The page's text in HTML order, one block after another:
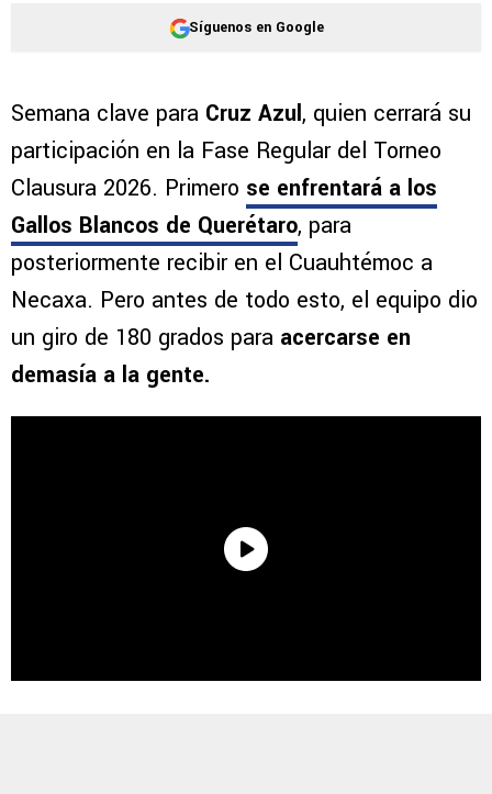
Síguenos en Google
Semana clave para Cruz Azul, quien cerrará su
participación en la Fase Regular del Torneo
Clausura 2026. Primero se enfrentará a los
Gallos Blancos de Querétaro, para
posteriormente recibir en el Cuauhtémoc a
Necaxa. Pero antes de todo esto, el equipo dio
un giro de 180 grados para acercarse en
demasía a la gente.